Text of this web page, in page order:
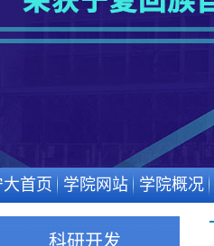
大首页 学院网站 学院概况
科研开发